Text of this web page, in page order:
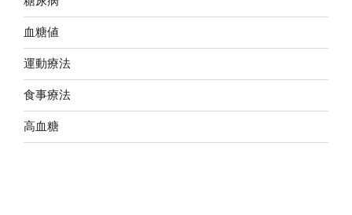
血糖値
運動療法
食事療法
高血糖